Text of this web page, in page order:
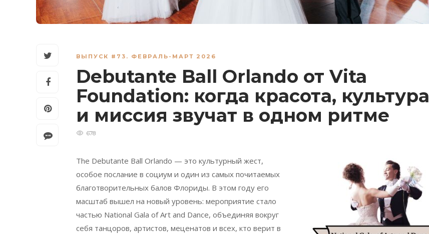
ВЫПУСК #73. ФЕВРАЛЬ-МАРТ 2026
Debutante Ball Orlando от Vita
Foundation: когда красота, культура
и миссия звучат в одном ритме
678
The Debutante Ball Orlando — это культурный жест,
особое послание в социум и один из самых почитаемых
благотворительных балов Флориды. В этом году его
масштаб вышел на новый уровень: мероприятие стало
частью National Gala of Art and Dance, объединяя вокруг
себя танцоров, артистов, меценатов и всех, кто верит в